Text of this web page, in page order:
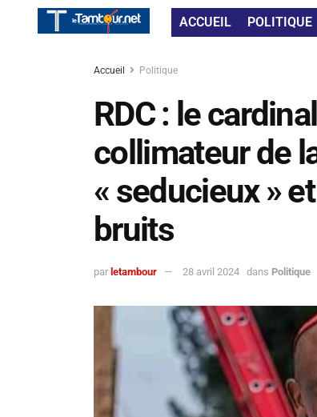
ACCUEIL POLITIQUE
Accueil Politique
RDC : le
collimateur de
« seducieux »
bruits
par letambour 28 avril 2024 dans Politique